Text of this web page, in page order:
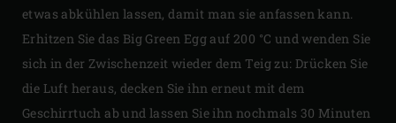
etwas abkühlen lassen, damit man sie anfassen kann.
Erhitzen Sie das Big Green Egg auf 200 °C und wenden Sie
sich in der Zwischenzeit wieder dem Teig zu: Drücken Sie
die Luft heraus, decken Sie ihn erneut mit dem
Geschirrtuch ab und lassen Sie ihn nochmals 30 Minuten